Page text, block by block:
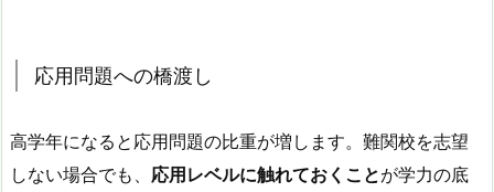
応用問題への橋渡し
高学年になると応用問題の比重が増します。難関校を志望
しない場合でも、 応用レベルに触れておくことが学力の底